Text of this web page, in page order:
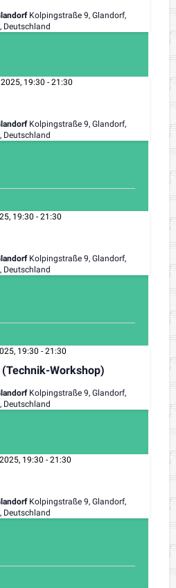
Kolpingstraße 9, Glandorf,
Deutschland
19:30 - 21:30
Kolpingstraße 9, Glandorf,
Deutschland
19:30 - 21:30
Kolpingstraße 9, Glandorf,
Deutschland
Workshop)
19:30 - 21:30
Kolpingstraße 9, Glandorf,
Deutschland
19:30 - 21:30
Kolpingstraße 9, Glandorf,
Deutschland